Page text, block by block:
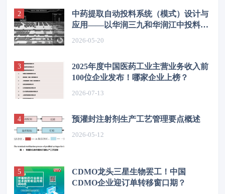
中药提取自动投料系统（模式）设计与
应用——以华润三九和华润江中投料系
统为例
2026-05-20
2025年度中国医药工业主营业务收入前
100位企业发布！哪家企业上榜？
2026-07-13
预灌封注射剂生产工艺管理要点概述
2026-05-12
CDMO龙头三星生物罢工！中国
CDMO企业迎订单转移窗口期？